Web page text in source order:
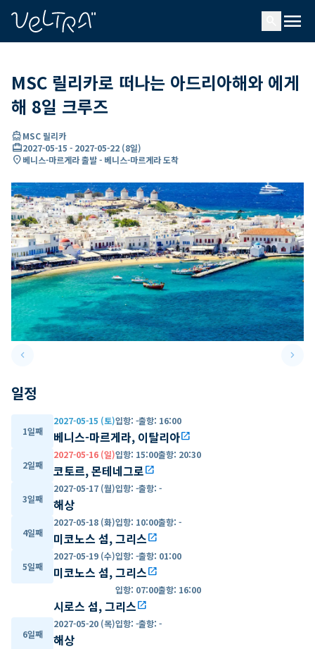
menu
MSC 릴리카로 떠나는 아드리아해와 에게
해 8일 크루즈
directions_boatMSC 릴리카
card_travel2027-05-15 - 2027-05-22 (8일)
location_on베니스-마르게라 출발 - 베니스-마르게라 도착
keyboard_arrow_leftPrevious slide keyboard_arrow_right
일정
1일째
2027-05-15 (토)입항: -출항: 16:00
베니스-마르게라, 이탈리아open_in_new
2일째
2027-05-16 (일)입항: 15:00출항: 20:30
코토르, 몬테네그로open_in_new
3일째
2027-05-17 (월)입항: -출항: -
해상
4일째
2027-05-18 (화)입항: 10:00출항: -
미코노스 섬, 그리스open_in_new
5일째
2027-05-19 (수)입항: -출항: 01:00
미코노스 섬, 그리스open_in_new
입항: 07:00출항: 16:00
시로스 섬, 그리스open_in_new
6일째
2027-05-20 (목)입항: -출항: -
해상